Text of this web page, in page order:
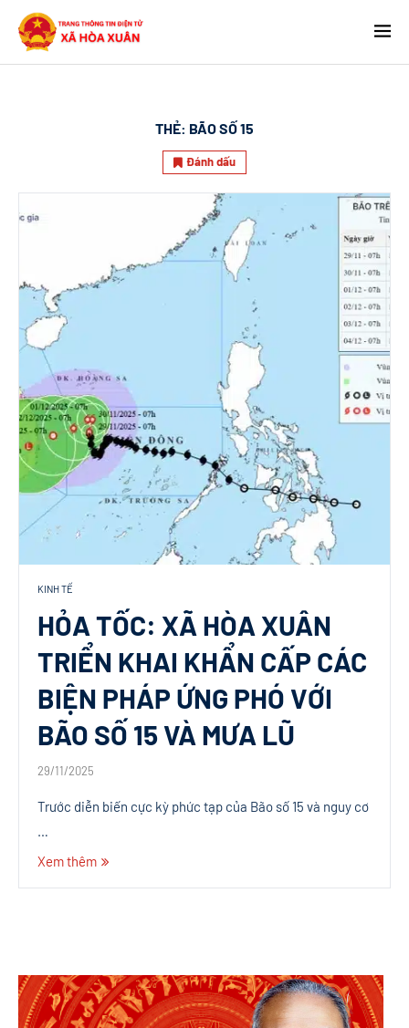
THẺ: BÃO SỐ 15
Đánh dấu
KINH TẾ
HỎA TỐC: XÃ HÒA XUÂN
TRIỂN KHAI KHẨN CẤP CÁC
BIỆN PHÁP ỨNG PHÓ VỚI
BÃO SỐ 15 VÀ MƯA LŨ
29/11/2025
Trước diễn biến cực kỳ phức tạp của Bão số 15 và nguy cơ
…
Xem thêm